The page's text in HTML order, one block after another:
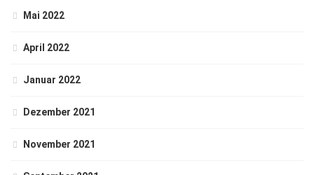
Mai 2022
April 2022
Januar 2022
Dezember 2021
November 2021